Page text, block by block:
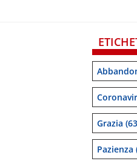
Grazia
Pazienza